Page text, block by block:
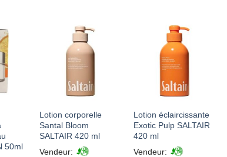
50ml
AJOUTER
À MES
Lotion corporelle
Santal Bloom
SALTAIR 420 ml
Vendeur:
AJOUTER
À MES
Lotion éclaircissante
Exotic Pulp SALTAIR
420 ml
Vendeur: